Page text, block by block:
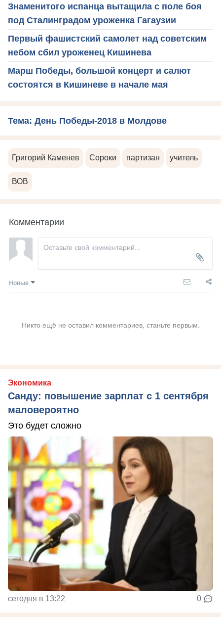
Знаменитого испанца вытащила с поле боя
под Сталинградом уроженка Гагаузии
Первый фашистский самолет над советским
небом сбил уроженец Кишинева
Марш Победы, большой концерт и салют
состоятся в Кишиневе в начале мая
Тема: День Победы-2018 в Молдове
Григорий Каменев Сороки партизан учитель
ВОВ
Комментарии
Новые
Никто ещё не оставил комментариев, станьте первым.
Экономика
Санду: повышение зарплат с 1 сентября
маловероятно
Это будет сложно
сегодня в 13:22 0